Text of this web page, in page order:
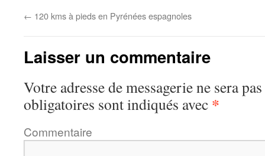
← 120 kms à pieds en Pyrénées espagnoles
Laisser un commentaire
Votre adresse de messagerie ne sera
obligatoires sont indiqués avec *
Commentaire